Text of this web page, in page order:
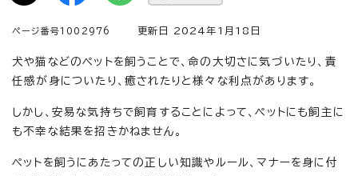
ページ番号1002976 更新日 2024年1月18日
犬や猫などのペットを飼うことで、命の大切さに気づいたり、責
任感が身についたり、癒されたりと様々な利点があります。
しかし、安易な気持ちで飼育することによって、ペットにも飼主に
も不幸な結果を招きかねません。
ペットを飼うにあたっての正しい知識やルール、マナーを身に付